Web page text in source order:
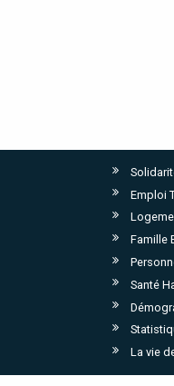
Emploi
Famille
Santé
La vie